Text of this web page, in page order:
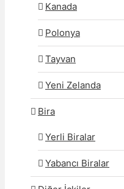
Kanada
Polonya
Tayvan
Yeni Zelanda
Bira
Yerli Biralar
Yabancı Biralar